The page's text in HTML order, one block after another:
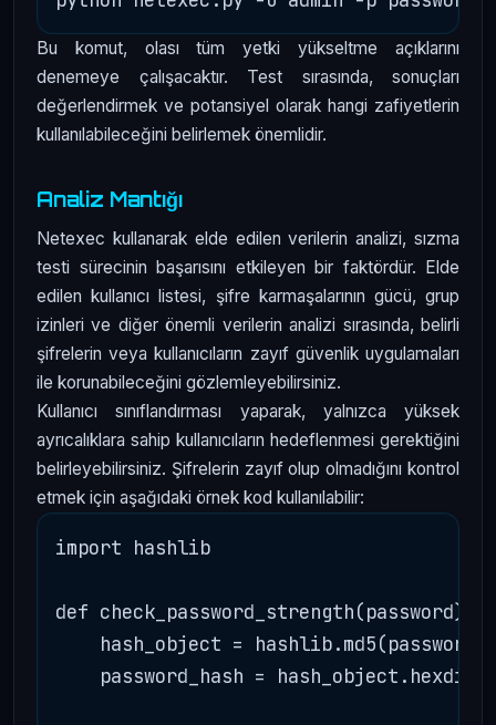
Bu komut, olası tüm yetki yükseltme açıklarını
denemeye çalışacaktır. Test sırasında, sonuçları
değerlendirmek ve potansiyel olarak hangi zafiyetlerin
kullanılabileceğini belirlemek önemlidir.
Analiz Mantığı
Netexec kullanarak elde edilen verilerin analizi, sızma
testi sürecinin başarısını etkileyen bir faktördür. Elde
edilen kullanıcı listesi, şifre karmaşalarının gücü, grup
izinleri ve diğer önemli verilerin analizi sırasında, belirli
şifrelerin veya kullanıcıların zayıf güvenlik uygulamaları
ile korunabileceğini gözlemleyebilirsiniz.
Kullanıcı sınıflandırması yaparak, yalnızca yüksek
ayrıcalıklara sahip kullanıcıların hedeflenmesi gerektiğini
belirleyebilirsiniz. Şifrelerin zayıf olup olmadığını kontrol
etmek için aşağıdaki örnek kod kullanılabilir:
import hashlib
def check_password_strength(password):
hash_object =
password_hash =